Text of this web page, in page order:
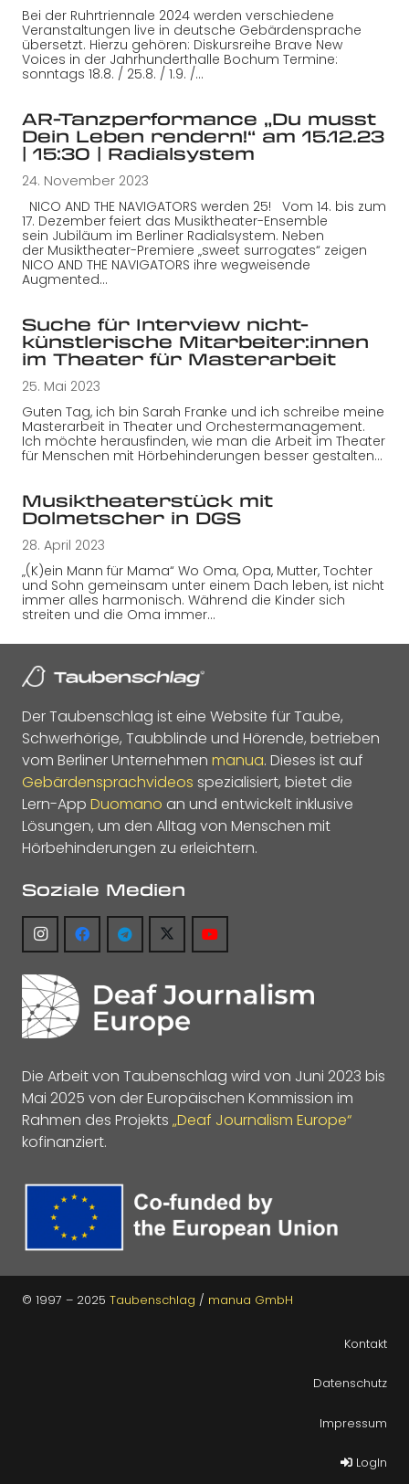
Bei der Ruhrtriennale 2024 werden verschiedene
Veranstaltungen live in deutsche Gebärdensprache
übersetzt. Hierzu gehören: Diskursreihe Brave New
Voices in der Jahrhunderthalle Bochum Termine:
sonntags 18.8. / 25.8. / 1.9. /…
AR-Tanzperformance „Du musst
Dein Leben rendern!“ am 15.12.23
| 15:30 | Radialsystem
24. November 2023
NICO AND THE NAVIGATORS werden 25! Vom 14. bis zum
17. Dezember feiert das Musiktheater-Ensemble
sein Jubiläum im Berliner Radialsystem. Neben
der Musiktheater-Premiere „sweet surrogates“ zeigen
NICO AND THE NAVIGATORS ihre wegweisende
Augmented…
Suche für Interview nicht-
künstlerische Mitarbeiter:innen
im Theater für Masterarbeit
25. Mai 2023
Guten Tag, ich bin Sarah Franke und ich schreibe meine
Masterarbeit in Theater und Orchestermanagement.
Ich möchte herausfinden, wie man die Arbeit im Theater
für Menschen mit Hörbehinderungen besser gestalten…
Musiktheaterstück mit
Dolmetscher in DGS
28. April 2023
„(K)ein Mann für Mama“ Wo Oma, Opa, Mutter, Tochter
und Sohn gemeinsam unter einem Dach leben, ist nicht
immer alles harmonisch. Während die Kinder sich
streiten und die Oma immer…
Der Taubenschlag ist eine Website für Taube,
Schwerhörige, Taubblinde und Hörende, betrieben
vom Berliner Unternehmen manua. Dieses ist auf
Gebärdensprachvideos spezialisiert, bietet die
Lern-App Duomano an und entwickelt inklusive
Lösungen, um den Alltag von Menschen mit
Hörbehinderungen zu erleichtern.
Soziale Medien
Die Arbeit von Taubenschlag wird von Juni 2023 bis
Mai 2025 von der Europäischen Kommission im
Rahmen des Projekts „Deaf Journalism Europe“
kofinanziert.
© 1997 – 2025 Taubenschlag / manua GmbH
Kontakt
Datenschutz
Impressum
LogIn